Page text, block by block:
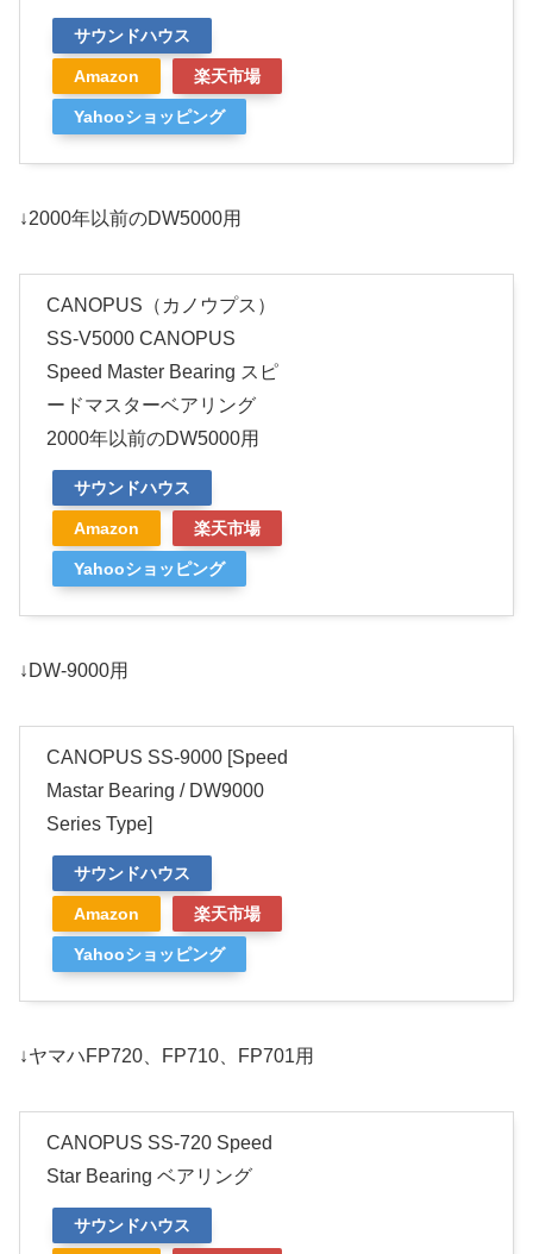
サウンドハウス
Amazon 楽天市場
Yahooショッピング
↓2000年以前のDW5000用
CANOPUS（カノウプス）
SS-V5000 CANOPUS
Speed Master Bearing スピ
ードマスターベアリング
2000年以前のDW5000用
サウンドハウス
Amazon 楽天市場
Yahooショッピング
↓DW-9000用
CANOPUS SS-9000 [Speed
Mastar Bearing / DW9000
Series Type]
サウンドハウス
Amazon 楽天市場
Yahooショッピング
↓ヤマハFP720、FP710、FP701用
CANOPUS SS-720 Speed
Star Bearing ベアリング
サウンドハウス